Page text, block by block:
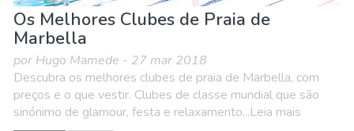
Os Melhores Clubes de Praia de
Marbella
por Hugo Mamede - 27 mar 2018
Descubra os melhores clubes de praia de Marbella, com
preços e o que vestir. Clubes de classe mundial que são
sinónimo de glamour, festa e relaxamento...Leia mais